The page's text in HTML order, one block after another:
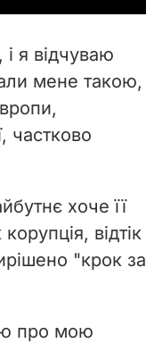
я відчуваю
мене такою,
частково
хоче її
відтік
"крок за
про мою